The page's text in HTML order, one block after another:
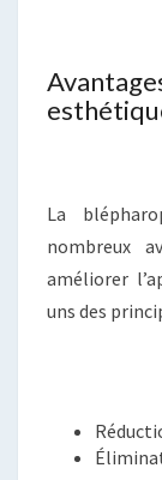
La
nombreux
améliorer
uns des